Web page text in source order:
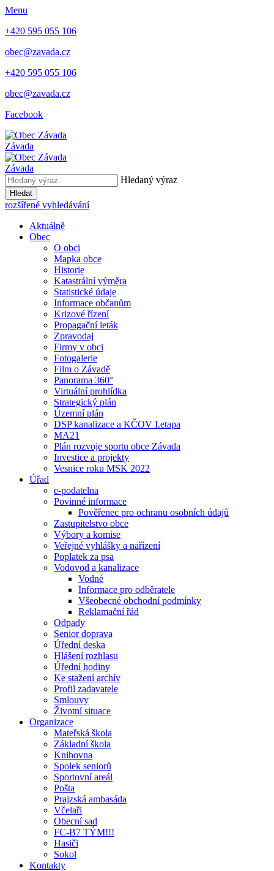
Menu
+420 595 055 106
obec@zavada.cz
+420 595 055 106
obec@zavada.cz
Facebook
Závada
Závada
Hledaný výraz
Hledat
rozšířené vyhledávání
Aktuálně
Obec
O obci
Mapka obce
Historie
Katastrální výměra
Statistické údaje
Informace občanům
Krizové řízení
Propagační leták
Zpravodaj
Firmy v obci
Fotogalerie
Film o Závadě
Panorama 360°
Virtuální prohlídka
Strategický plán
Územní plán
DSP kanalizace a KČOV I.etapa
MA21
Plán rozvoje sportu obce Závada
Investice a projekty
Vesnice roku MSK 2022
Úřad
e-podatelna
Povinné informace
Pověřenec pro ochranu osobních údajů
Zastupitelstvo obce
Výbory a komise
Veřejné vyhlášky a nařízení
Poplatek za psa
Vodovod a kanalizace
Vodné
Informace pro odběratele
Všeobecné obchodní podmínky
Reklamační řád
Odpady
Senior doprava
Úřední deska
Hlášení rozhlasu
Úřední hodiny
Ke stažení archív
Profil zadavatele
Smlouvy
Životní situace
Organizace
Mateřská škola
Základní škola
Knihovna
Spolek seniorů
Sportovní areál
Pošta
Prajzská ambasáda
Včelaři
Obecní sad
FC-B7 TÝM!!!
Hasiči
Sokol
Kontakty